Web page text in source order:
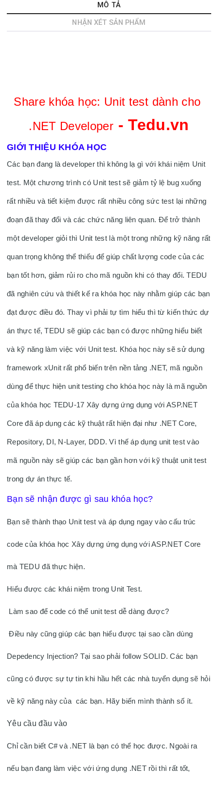
MÔ TẢ
NHẬN XÉT SẢN PHẨM
Share khóa học: Unit test dành cho
.NET Developer - Tedu.vn
GIỚI THIỆU KHÓA HỌC
Các bạn đang là developer thì không lạ gì với khái niệm Unit
test. Một chương trình có Unit test sẽ giảm tỷ lệ bug xuống
rất nhiều và tiết kiệm được rất nhiều công sức test lại những
đoạn đã thay đổi và các chức năng liên quan. Để trở thành
một developer giỏi thì Unit test là một trong những kỹ năng rất
quan trọng không thể thiếu để giúp chất lượng code của các
bạn tốt hơn, giảm rủi ro cho mã nguồn khi có thay đổi. TEDU
đã nghiên cứu và thiết kế ra khóa học này nhằm giúp các bạn
đạt được điều đó. Thay vì phải tự tìm hiểu thì từ kiến thức dự
án thực tế, TEDU sẽ giúp các bạn có được những hiểu biết
và kỹ năng làm việc với Unit test. Khóa học này sẽ sử dụng
framework xUnit rất phổ biến trên nền tảng .NET, mã nguồn
dùng để thực hiện unit testing cho khóa học này là mã nguồn
của khóa học TEDU-17 Xây dựng ứng dụng với ASP.NET
Core đã áp dụng các kỹ thuật rất hiện đại như .NET Core,
Repository, DI, N-Layer, DDD. Vì thế áp dụng unit test vào
mã nguồn này sẽ giúp các bạn gần hơn với kỹ thuật unit test
trong dự án thực tế.
Bạn sẽ nhận được gì sau khóa học?
Bạn sẽ thành thạo Unit test và áp dụng ngay vào cấu trúc
code của khóa học Xây dựng ứng dụng với ASP.NET Core
mà TEDU đã thực hiện.
Hiểu được các khái niệm trong Unit Test.
Làm sao để code có thể unit test dễ dàng được?
Điều này cũng giúp các bạn hiểu được tại sao cần dùng
Depedency Injection? Tại sao phải follow SOLID. Các bạn
cũng có được sự tự tin khi hầu hết các nhà tuyển dụng sẽ hỏi
về kỹ năng này của  các bạn. Hãy biến mình thành số ít.
Yêu cầu đầu vào
Chỉ cần biết C# và .NET là bạn có thể học được. Ngoài ra
nếu bạn đang làm việc với ứng dụng .NET rồi thì rất tốt,